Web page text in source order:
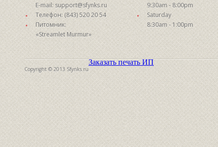
E-mail: support@sfynks.ru
Телефон: (843) 520 20 54
Питомник:
«Streamlet Murmur»
9:30am - 8:00pm
Saturday
8:30am - 1:00pm
Copyright © 2013 Sfynks.ru
Заказать печать ИП